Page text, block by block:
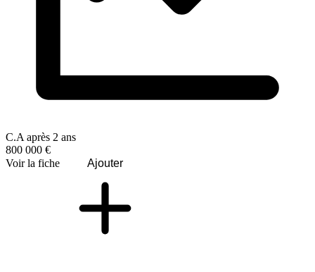
C.A après 2 ans
800 000 €
Voir la fiche
Ajouter